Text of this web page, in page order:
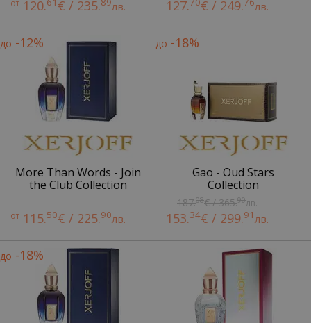
от 120. € / 235. лв. 127. € / 249. лв.
до -12%
More Than Words - Join
the Club Collection
от 115.50€ / 225.90лв.
до -18%
Gao - Oud Stars
Collection
187.08€ / 365.90лв.
153.34€ / 299.91лв.
до -18%